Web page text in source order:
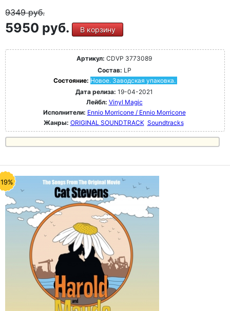
9349руб.
5950 руб. В корзину
Артикул: CDVP 3773089
Состав: LP
Состояние: Новое. Заводская упаковка.
Дата релиза: 19-04-2021
Лейбл: Vinyl Magic
Исполнители: Ennio Morricone / Ennio Morricone
Жанры: ORIGINAL SOUNDTRACK Soundtracks